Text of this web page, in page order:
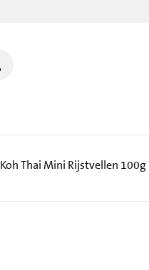
Koh Thai Mini Rijstvellen 100g